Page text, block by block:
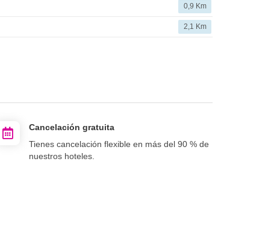
0,9 Km
2,1 Km
Cancelación gratuita
Tienes cancelación flexible en más del 90 % de
nuestros hoteles.